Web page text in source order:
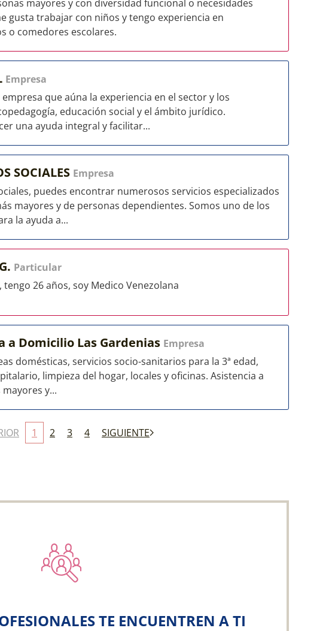
mayores y con diversidad funcional o necesidades
gusta trabajar con niños y tengo experiencia en
o comedores escolares.
Empresa
que aúna la experiencia en el sector y los
educación social y el ámbito jurídico.
una ayuda integral y facilitar...
SOCIALES Empresa
puedes encontrar numerosos servicios especializados
mayores y de personas dependientes. Somos uno de los
la ayuda a...
Particular
26 años, soy Medico Venezolana
a Domicilio Las Gardenias Empresa
domésticas, servicios socio-sanitarios para la 3ª edad,
limpieza del hogar, locales y oficinas. Asistencia a
y...
1 2 3 4 SIGUIENTE
TE ENCUENTREN A TI